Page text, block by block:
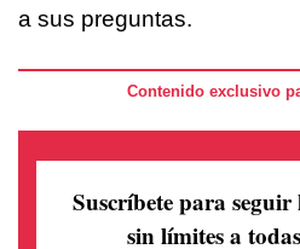
a sus preguntas.
Contenido exclusivo
Suscríbete para seguir
sin límites a